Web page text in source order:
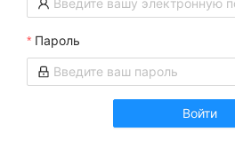
Пароль
Войти